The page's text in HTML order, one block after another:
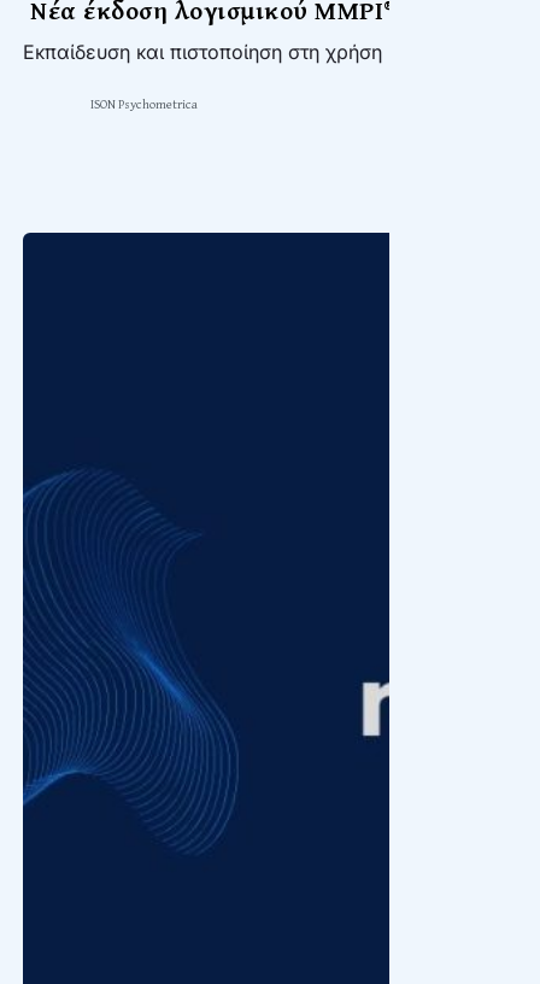
Νέα έκδοση λογισμικού ΜΜΡΙ®-2
Εκπαίδευση και πιστοποίηση στη χρήση και την
ISON Psychometrica